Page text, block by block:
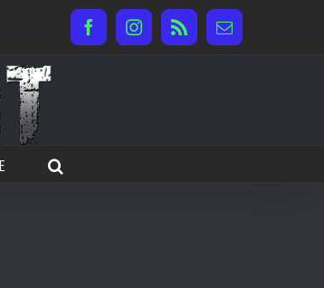
FacebookInstagram
Rss Email